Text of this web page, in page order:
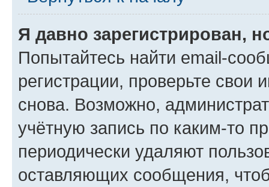
Я давно зарегистрирован,
Попытайтесь найти email-
регистрации, проверьте свои
снова. Возможно,
учётную запись по каким-то
периодически удаляют
оставляющих сообщения,